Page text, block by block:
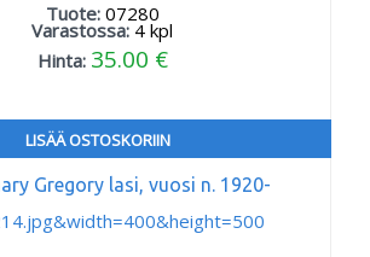
Tuote: 07280
Varastossa: 4 kpl
Hinta: 35.00 €
LISÄÄ OSTOSKORIIN
Gregory lasi, vuosi n. 1920-